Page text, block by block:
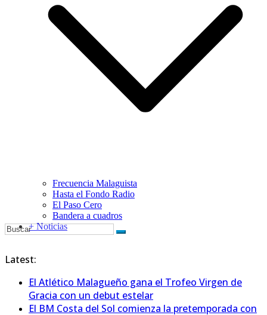
Frecuencia Malaguista
Hasta el Fondo Radio
El Paso Cero
Bandera a cuadros
+ Noticias
Latest:
El Atlético Malagueño gana el Trofeo Virgen de
Gracia con un debut estelar
El BM Costa del Sol comienza la pretemporada con